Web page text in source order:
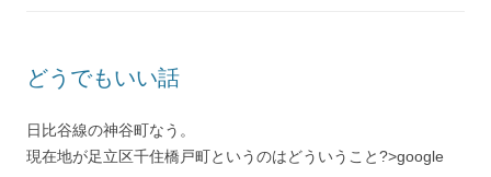
どうでもいい話
日比谷線の神谷町なう。
現在地が足立区千住橋戸町というのはどういうこと?>google